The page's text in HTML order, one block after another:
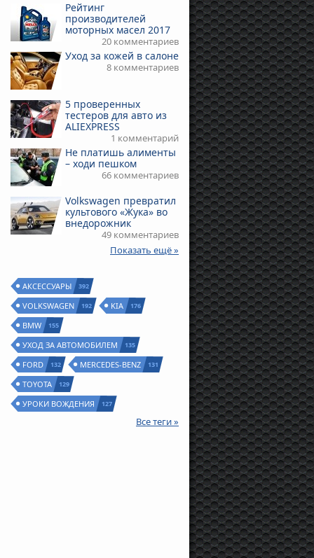
Рейтинг
производителей
моторных масел 2017
20 комментариев
Уход за кожей в салоне
8 комментариев
5 проверенных
тестеров для авто из
ALIEXPRESS
1 комментарий
Не платишь алименты
– ходи пешком
66 комментариев
Volkswagen превратил
культового «Жука» во
внедорожник
49 комментариев
Показать ещё »
АКСЕССУАРЫ 392
VOLKSWAGEN 192 KIA 176
BMW 155
УХОД ЗА АВТОМОБИЛЕМ 135
FORD 132 MERCEDES-BENZ 131
TOYOTA 129
УРОКИ ВОЖДЕНИЯ 127
Все теги »